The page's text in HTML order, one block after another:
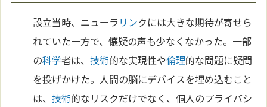
設立当時、ニューラ リンクには大きな期待が寄せら
れていた一方で、懐疑の声も少なくなかった。一部
の科学者は、技術的な実現性や倫理的な問題に疑問
を投げかけた。人間の脳にデバイスを埋め込むこと
は、技術的なリスクだけでなく、個人のプライバシ